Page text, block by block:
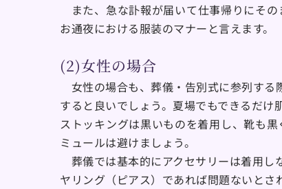
また、急な訃報が届いて仕事帰りにその
お通夜における服装のマナーと言えます。
(2)女性の場合
女性の場合も、葬儀・告別式に参列する
すると良いでしょう。夏場でもできるだけ
ストッキングは黒いものを着用し、靴も
ミュールは避けましょう。
葬儀では基本的にアクセサリーは着用し
ヤリング（ピアス）であれば問題ないとさ